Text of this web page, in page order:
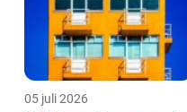
05 juli 2026